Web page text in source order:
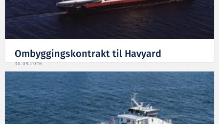
Ombyggingskontrakt til Havyard
30.09.2016